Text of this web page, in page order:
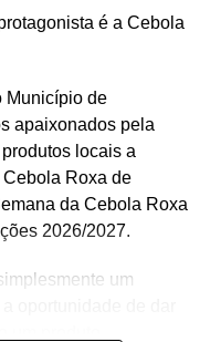
Habitação:
logísticos, isenções
A nível
para a
Centro Histórico.
Deliberou-se a
Trails, permitindo
monitorização de
é a Cebola
Município de
apaixonados pela
locais a
Roxa de
da Cebola Roxa
2026/2027.
um